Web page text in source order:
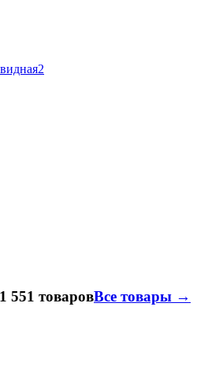
2
1 551 товаровВсе товары →